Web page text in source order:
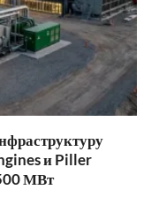
и Piller
МВт